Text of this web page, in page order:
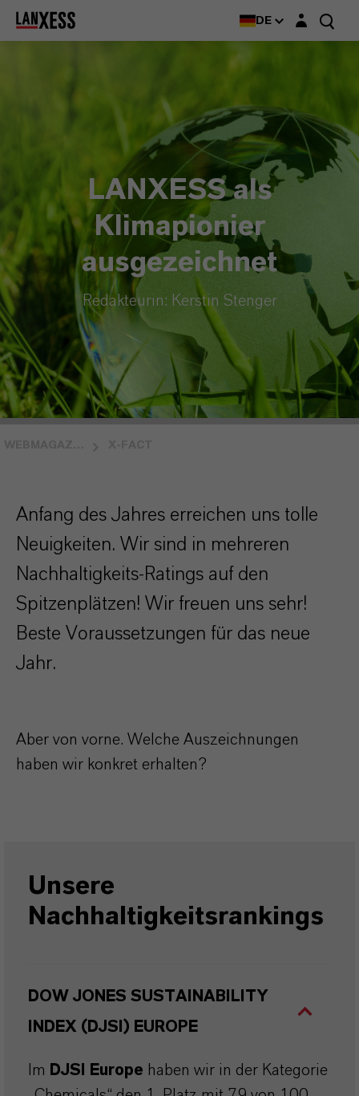
DE Login-Maske
LANXESS als
Klimapionier
ausgezeichnet
Redakteurin: Kerstin Stenger
Anfang des Jahres erreichen uns tolle
Neuigkeiten. Wir sind in mehreren
Nachhaltigkeits-Ratings auf den
Spitzenplätzen! Wir freuen uns sehr!
Beste Voraussetzungen für das neue
Jahr.
Aber von vorne. Welche Auszeichnungen
haben wir konkret erhalten?
Unsere
Nachhaltigkeitsrankings
DOW JONES SUSTAINABILITY
INDEX (DJSI) EUROPE
Im DJSI Europe haben wir in der Kategorie